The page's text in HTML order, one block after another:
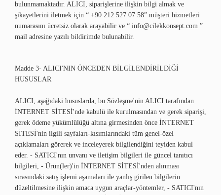
bulunmamaktadır. ALICI, siparişlerine ilişkin bilgi almak ve
şikayetlerini iletmek için “ +90 212 527 07 58” müşteri hizmetleri
numarasını ücretsiz olarak arayabilir ve “ info@cilekkonsept.com ”
mail adresine yazılı bildirimde bulunabilir.
Madde 3- ALICI'NIN ÖNCEDEN BİLGİLENDİRİLDİĞİ
HUSUSLAR
ALICI, aşağıdaki hususlarda, bu Sözleşme'nin ALICI tarafından
İNTERNET SİTESİ'nde kabulü ile kurulmasından ve gerek siparişi,
gerek ödeme yükümlülüğü altına girmesinden önce İNTERNET
SİTESİ'nin ilgili sayfaları-kısımlarındaki tüm genel-özel
açıklamaları görerek ve inceleyerek bilgilendiğini teyiden kabul
eder. - SATICI'nın unvanı ve iletişim bilgileri ile güncel tanıtıcı
bilgileri, - Ürün(ler)'in İNTERNET SİTESİ'nden alınması
sırasındaki satış işlemi aşamaları ile yanlış girilen bilgilerin
düzeltilmesine ilişkin amaca uygun araçlar-yöntemler, - SATICI'nın